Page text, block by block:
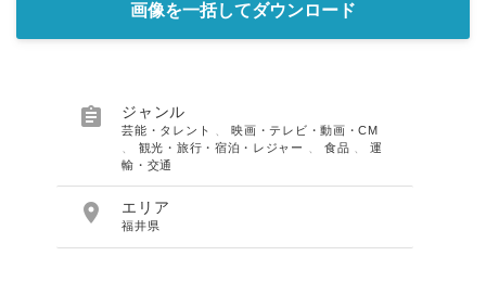
画像を一括してダウンロード
 ジャンル
芸能・タレント 、映画・テレビ・動画・CM
観光・旅行・宿泊・レジャー 食品 、運
輸・交通
 エリア
福井県